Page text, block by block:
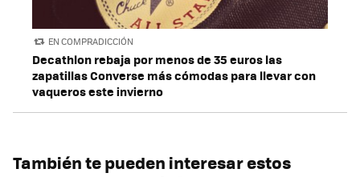
EN COMPRADICCIÓN
Decathlon rebaja por menos de 35 euros las
zapatillas Converse más cómodas para llevar con
vaqueros este invierno
También te pueden interesar estos